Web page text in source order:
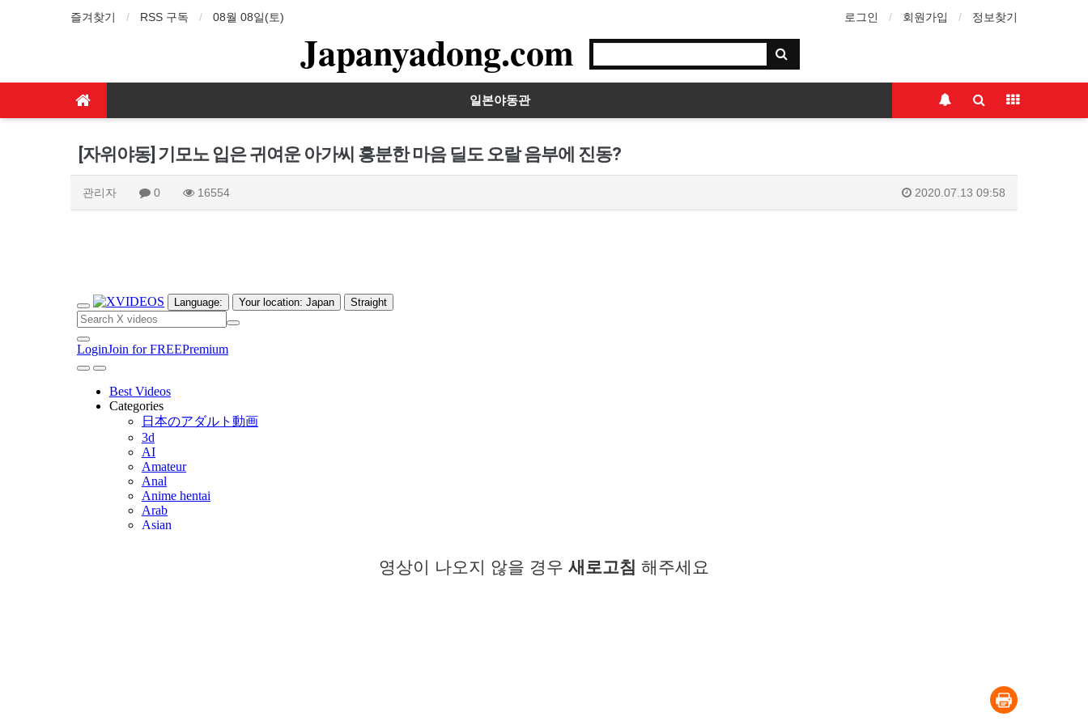
즐겨찾기 RSS 구독 08월 08일(토) 로그인 회원가입 정보찾기
Japanyadong.com
일본야동관
[자위야동] 기모노 입은 귀여운 아가씨 흥분한 마음 딜도 오랄 음부에 진동?
관리자 0 16554 2020.07.13 09:58
영상이 나오지 않을 경우 새로고침 해주세요